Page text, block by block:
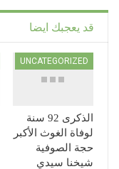
قد يعجبك ايضا
UNCATEGORIZED
الذكرى 92 سنة
لوفاة الغوث الأكبر
حجة الصوفية
شيخنا سيدي